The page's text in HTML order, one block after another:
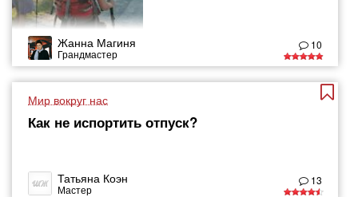
Жанна Магиня
Грандмастер
10
Мир вокруг нас
Как не испортить отпуск?
Татьяна Коэн
Мастер
13